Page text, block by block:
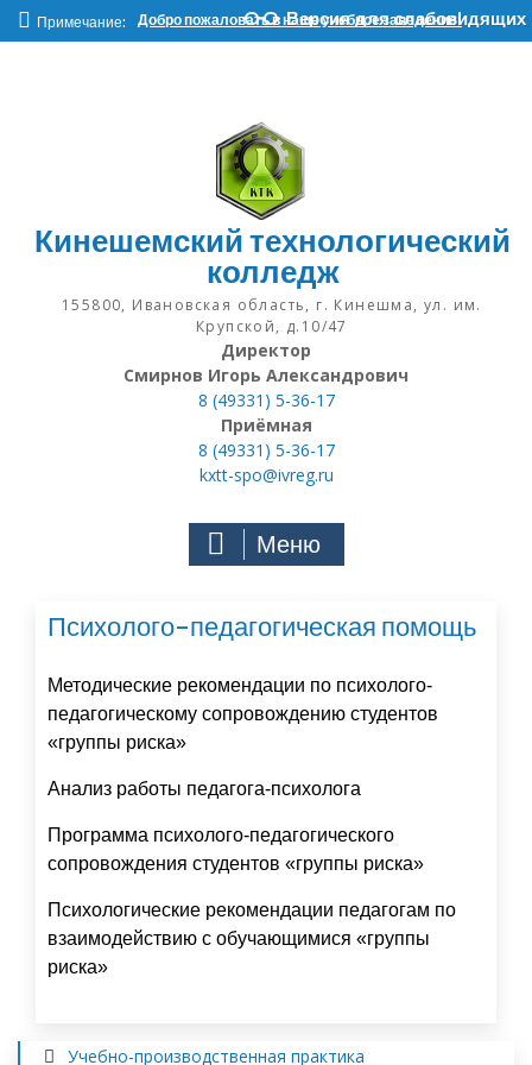
НаверхПримечание: Добро пожаловать в наше учебное заведение!
Версия для слабовидящих
Кинешемский технологический
колледж
155800, Ивановская область, г. Кинешма, ул. им.
Крупской, д.10/47
Директор
Смирнов Игорь Александрович
8 (49331) 5-36-17
Приёмная
8 (49331) 5-36-17
kxtt-spo@ivreg.ru
Меню
Психолого-педагогическая помощь
Методические рекомендации по психолого-
педагогическому сопровождению студентов
«группы риска»
Анализ работы педагога-психолога
Программа психолого-педагогического
сопровождения студентов «группы риска»
Психологические рекомендации педагогам по
взаимодействию с обучающимися «группы
риска»
Учебно-производственная практика